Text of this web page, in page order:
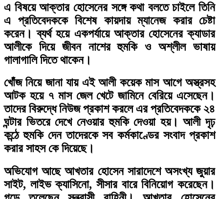
এ বিষয়ে আক্তার হোসেনের সঙ্গে কথা বলতে চাইলে তিনি
এ প্রতিবেদককে বিশেষ কায়দায় ম্যানেজ করার চেষ্টা
করেন। ব্যর্থ হয়ে একপর্যায়ে আক্তার হোসেনের ক্যাডার
আলীকে দিয়ে জীবন নাশের হুমকি ও অশ্লীল ভাষায়
গালাগালি দিতে থাকেন।
খোঁজ নিয়ে জানা যায় এই আলী কয়েক মাস আগে অস্ত্রসহ
আটক হয়ে ৭ মাস জেল খেটে জামিনে বেরিয়ে এসেছেন।
তাদের বিরুদ্ধে নিউজ প্রকাশ করলে এর প্রতিবেদককে ২৪
ঘন্টার ভিতরে দেখে নেওয়ার হুমকি দেওয়া হয়। আলী দৃঢ়
কন্ঠে হুমকি দেন তাদেরকে সব কর্মকাণ্ডের সংবাদ প্রকাশ
করার সাহস কে দিয়েছে।
অভিযোগ আছে আখতার হোসেন সারাদেশে অসংখ্য জুয়ার
সাইট, লাইভ ক্যাসিনো, সীসার বারে বিনিয়োগ করেছেন।